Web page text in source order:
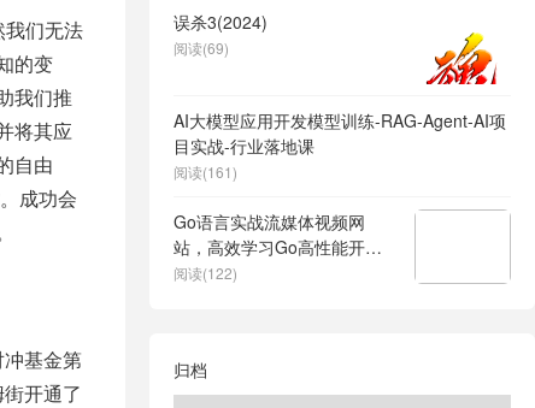
们无法
的变
我们推
将其应
自由
成功会
基金第
开通了
误杀3(2024)
阅读(69)
AI大模型应用开发​模型训练-RAG-Agent-AI项
目实战-行业落地课
阅读(161)
Go语言实战流媒体视频网
站，高效学习Go高性能开发 –
带源码课件
阅读(122)
归档